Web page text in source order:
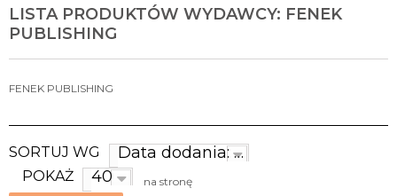
LISTA PRODUKTÓW WYDAWCY: FENEK
PUBLISHING
FENEK PUBLISHING
SORTUJ WG Data dodania: najnowsze
POKAŻ 40 na stronę